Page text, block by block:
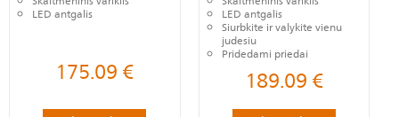
LED antgalis
175.09€
LED antgalis
Siurbkite ir valykite vienu
judesiu
Pridedami priedai
189.09€